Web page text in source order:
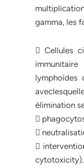
gamma, les
 Cellules
lymphoïdes
élimination


